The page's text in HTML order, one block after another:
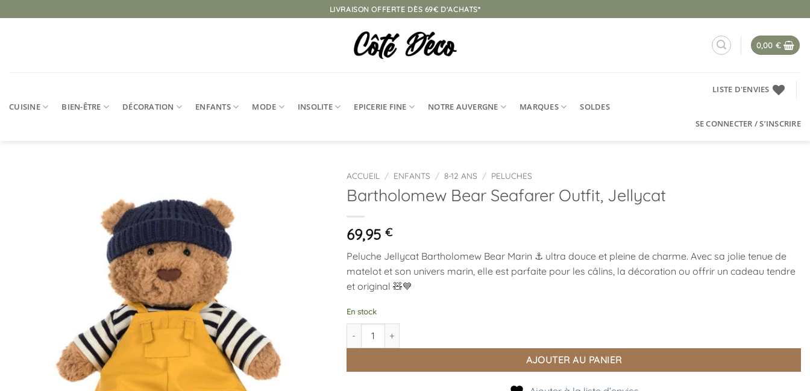
au
LIVRAISON OFFERTE DÈS 69€ D'ACHATS*
0,00 €
CUISINE BIEN-ÊTRE DÉCORATION ENFANTS MODE INSOLITE EPICERIE FINE NOTRE AUVERGNE MARQUES SOLDES
LISTE D'ENVIES
SE CONNECTER / S’INSCRIRE
ACCUEIL / ENFANTS / 8-12 ANS / PELUCHES
Bartholomew Bear Seafarer Outfit, Jellycat
69,95 €
Peluche Jellycat Bartholomew Bear Marin ⚓ ultra douce et pleine de charme. Avec sa jolie tenue de
matelot et son univers marin, elle est parfaite pour les câlins, la décoration ou offrir un cadeau tendre
et original 🧸💙
En stock
quantité de Bartholomew Bear Seafarer Outfit, Jellycat
AJOUTER AU PANIER